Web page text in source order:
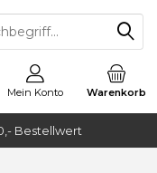
Bestellwert
Warenkorb
Mein Konto